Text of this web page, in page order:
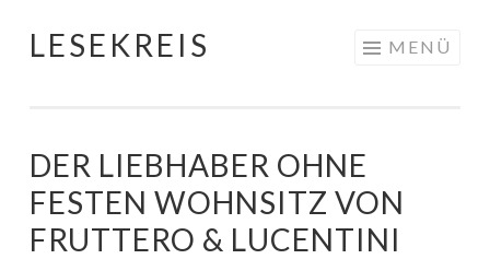
Springe
LESEKREIS MENÜ
DER LIEBHABER OHNE
FESTEN WOHNSITZ VON
FRUTTERO & LUCENTINI